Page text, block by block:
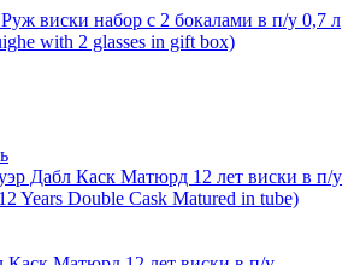
виски набор с 2 бокалами в п/у 0,7 л
with 2 glasses in gift box)